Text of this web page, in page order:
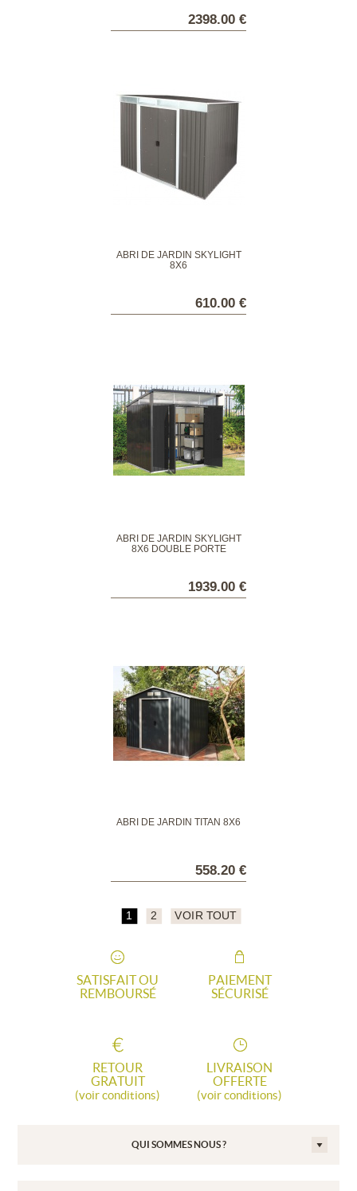
2398.00 €
ABRI DE JARDIN SKYLIGHT
8X6
610.00 €
ABRI DE JARDIN SKYLIGHT
8X6 DOUBLE PORTE
1939.00 €
ABRI DE JARDIN TITAN 8X6
558.20 €
1 2 VOIR TOUT
SATISFAIT OU
REMBOURSÉ
PAIEMENT
SÉCURISÉ
RETOUR
GRATUIT
(voir conditions)
LIVRAISON
OFFERTE
(voir conditions)
QUI SOMMES NOUS ?